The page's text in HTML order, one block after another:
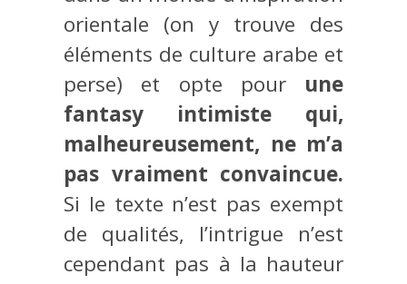
orientale (on y trouve des
éléments de culture arabe et
perse) et opte pourune
fantasy intimiste qui,
malheureusement, ne m’a
pas vraiment convaincue.
Si le texte n’est pas exempt
de qualités, l’intrigue n’est
cependant pas à la hauteur